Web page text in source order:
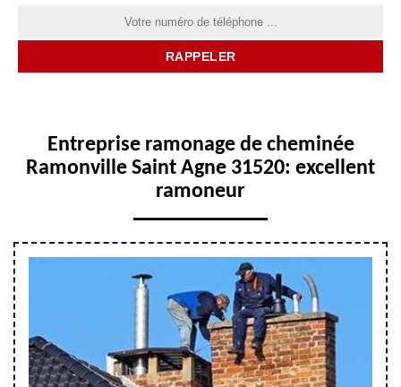
Entreprise ramonage de cheminée
Ramonville Saint Agne 31520: excellent
ramoneur